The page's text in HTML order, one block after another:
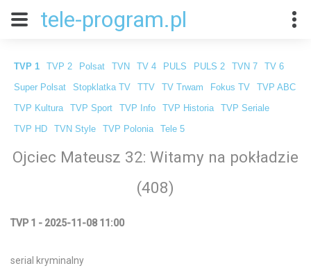
tele-program.pl
TVP 1 TVP 2 Polsat TVN TV 4 PULS PULS 2 TVN 7 TV 6
Super Polsat Stopklatka TV TTV TV Trwam Fokus TV TVP ABC
TVP Kultura TVP Sport TVP Info TVP Historia TVP Seriale
TVP HD TVN Style TVP Polonia Tele 5
Ojciec Mateusz 32: Witamy na pokładzie
(408)
TVP 1 - 2025-11-08 11:00
serial kryminalny